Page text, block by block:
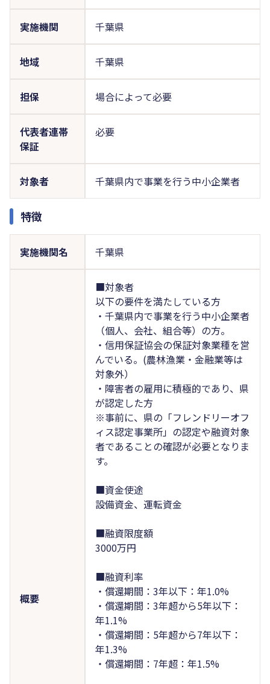
実施機関 千葉県
地域 千葉県
担保 場合によって必要
代表者連帯
保証
必要
対象者 千葉県内で事業を行う中小企業者
特徴
実施機関名 千葉県
概要
■対象者
以下の要件を満たしている方
・千葉県内で事業を行う中小企業者
（個人、会社、組合等）の方。
・信用保証協会の保証対象業種を営
んでいる。(農林漁業・金融業等は
対象外）
・障害者の雇用に積極的であり、県
が認定した方
※事前に、県の「フレンドリーオフ
ィス認定事業所」の認定や融資対象
者であることの確認が必要となりま
す。
■資金使途
設備資金、運転資金
■融資限度額
3000万円
■融資利率
・償還期間：3年以下：年1.0%
・償還期間：3年超から5年以下：
年1.1%
・償還期間：5年超から7年以下：
年1.3%
・償還期間：7年超：年1.5%